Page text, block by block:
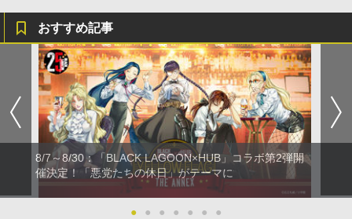
おすすめ記事
8/7～8/30：「BLACK LAGOON×HUB」コラボ第2弾開
催決定！「悪党たちの休日」がテーマに
● ● ● ● ● ● ●